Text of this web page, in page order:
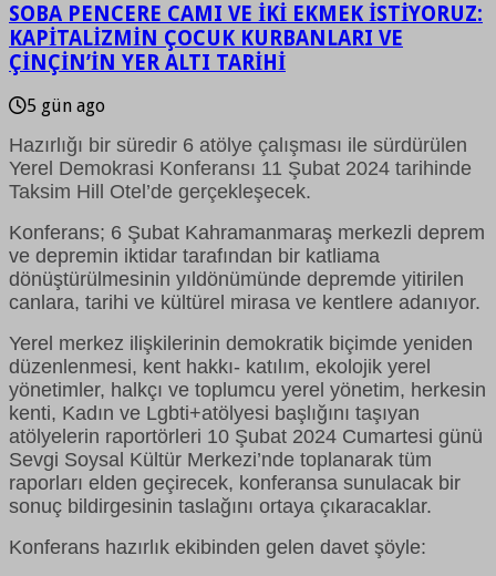
SOBA PENCERE CAMI VE İKİ EKMEK İSTİYORUZ:
KAPİTALİZMİN ÇOCUK KURBANLARI VE
ÇİNÇİN’İN YER ALTI TARİHİ
5 gün ago
Hazırlığı bir süredir 6 atölye çalışması ile sürdürülen
Yerel Demokrasi Konferansı 11 Şubat 2024 tarihinde
Taksim Hill Otel’de gerçekleşecek.
Konferans; 6 Şubat Kahramanmaraş merkezli deprem
ve depremin iktidar tarafından bir katliama
dönüştürülmesinin yıldönümünde depremde yitirilen
canlara, tarihi ve kültürel mirasa ve kentlere adanıyor.
Yerel merkez ilişkilerinin demokratik biçimde yeniden
düzenlenmesi, kent hakkı- katılım, ekolojik yerel
yönetimler, halkçı ve toplumcu yerel yönetim, herkesin
kenti, Kadın ve Lgbti+atölyesi başlığını taşıyan
atölyelerin raportörleri 10 Şubat 2024 Cumartesi günü
Sevgi Soysal Kültür Merkezi’nde toplanarak tüm
raporları elden geçirecek, konferansa sunulacak bir
sonuç bildirgesinin taslağını ortaya çıkaracaklar.
Konferans hazırlık ekibinden gelen davet şöyle: